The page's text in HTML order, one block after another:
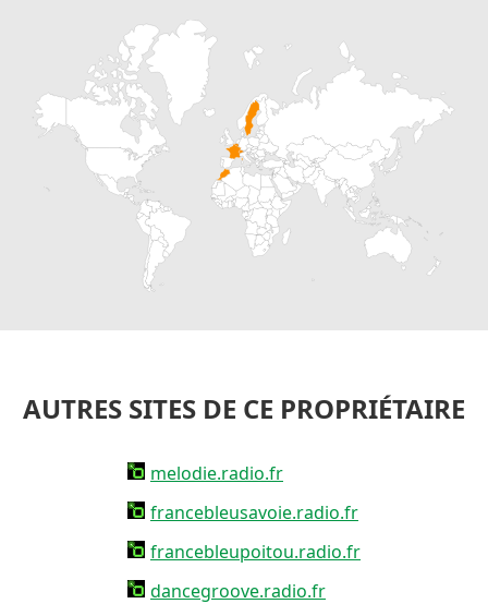
AUTRES SITES DE CE PROPRIÉTAIRE
melodie.radio.fr
francebleusavoie.radio.fr
francebleupoitou.radio.fr
dancegroove.radio.fr